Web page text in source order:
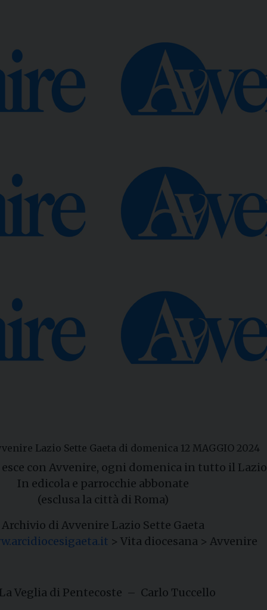
Lazio Sette Gaeta di domenica 12 MAGGIO 2024
esce con Avvenire, ogni domenica in tutto il Lazio
In edicola e parrocchie abbonate
(esclusa la città di Roma)
Archivio di Avvenire Lazio Sette Gaeta
> Vita diocesana > Avvenire
Veglia di Pentecoste – Carlo Tuccello